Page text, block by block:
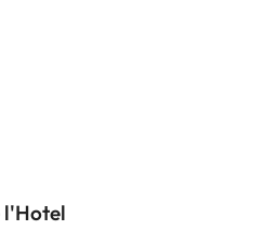
l'Hotel